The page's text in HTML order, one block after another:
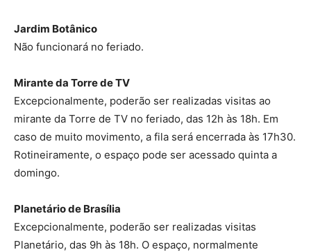
Jardim Botânico
Não funcionará no feriado.
Mirante da Torre de TV
Excepcionalmente, poderão ser realizadas visitas ao
mirante da Torre de TV no feriado, das 12h às 18h. Em
caso de muito movimento, a fila será encerrada às 17h30.
Rotineiramente, o espaço pode ser acessado quinta a
domingo.
Planetário de Brasília
Excepcionalmente, poderão ser realizadas visitas
Planetário, das 9h às 18h. O espaço, normalmente